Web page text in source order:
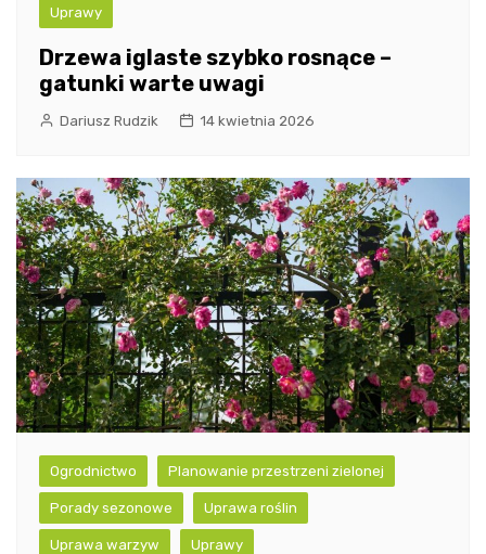
Uprawy
Drzewa iglaste szybko rosnące –
gatunki warte uwagi
Dariusz Rudzik 14 kwietnia 2026
Ogrodnictwo Planowanie przestrzeni zielonej
Porady sezonowe Uprawa roślin
Uprawa warzyw Uprawy